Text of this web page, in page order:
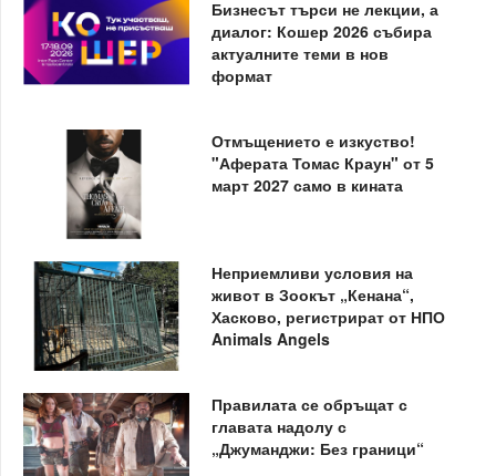
Бизнесът търси не лекции, а
диалог: Кошер 2026 събира
актуалните теми в нов
формат
Отмъщението е изкуство!
"Аферата Томас Краун" от 5
март 2027 само в кината
Неприемливи условия на
живот в Зоокът „Кенана“,
Хасково, регистрират от НПО
Animals Angels
Правилата се обръщат с
главата надолу с
„Джуманджи: Без граници“